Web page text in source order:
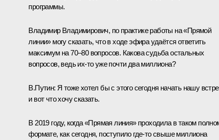
программы.
Владимир Владимирович, по практике работы на «Прямой
линии» могу сказать, что в ходе эфира удаётся ответить
максимум на 70–80 вопросов. Какова судьба остальных
вопросов, ведь их-то уже почти два миллиона?
В.Путин: Я тоже хотел бы с этого сегодня начать нашу
и вот что хочу сказать.
В 2019 году, когда «Прямая линия» проходила в таком
формате, как сегодня, поступило где-то свыше миллиона